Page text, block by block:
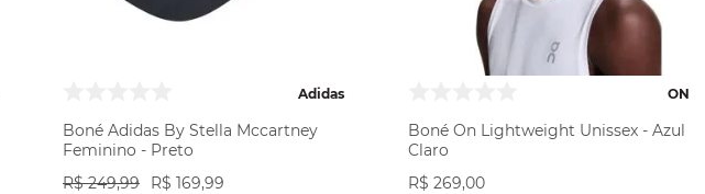
Adidas
Boné Adidas By Stella Mccartney
Feminino - Preto
R$ 249,99 R$ 169,99
ON
Boné On Lightweight Unissex - Azul
Claro
R$ 269,00